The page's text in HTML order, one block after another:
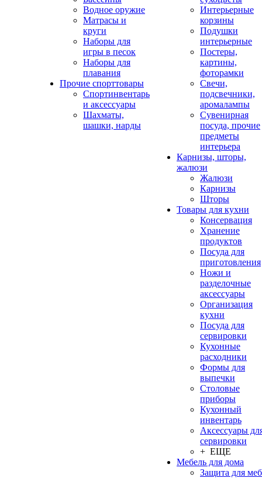
Водное оружие
Матрасы и
круги
Наборы для
игры в песок
Наборы для
плавания
Прочие спорттовары
Спортинвентарь
и аксессуары
Шахматы,
шашки, нарды
Интерьерные
корзины
Подушки
интерьерные
Постеры,
картины,
фоторамки
Свечи,
подсвечники,
аромалампы
Сувенирная
посуда, прочие
предметы
интерьера
Карнизы, шторы,
жалюзи
Жалюзи
Карнизы
Шторы
Товары для кухни
Консервация
Хранение
продуктов
Посуда для
приготовления
Ножи и
разделочные
аксессуары
Организация
кухни
Посуда для
сервировки
Кухонные
расходники
Формы для
выпечки
Столовые
приборы
Кухонный
инвентарь
Аксессуары
сервировки
+ ЕЩЕ
Мебель для дома
Защита для